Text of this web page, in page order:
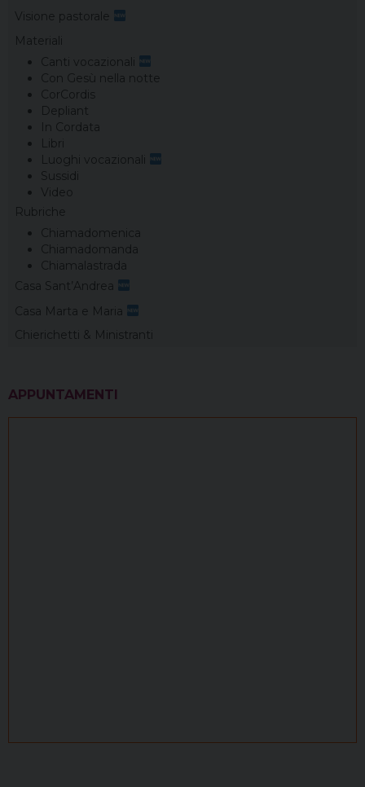
Visione pastorale
Materiali
Canti vocazionali
Con Gesù nella notte
CorCordis
Depliant
In Cordata
Libri
Luoghi vocazionali
Sussidi
Video
Rubriche
Chiamadomenica
Chiamadomanda
Chiamalastrada
Casa Sant’Andrea
Casa Marta e Maria
Chierichetti & Ministranti
APPUNTAMENTI